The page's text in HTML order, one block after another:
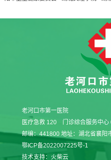
老河口市第一医院
医疗急救 120 门诊综合服务中心
邮编：441800 地址：湖北省襄阳
鄂ICP备2022007225号-1
技术支持： 火柴云